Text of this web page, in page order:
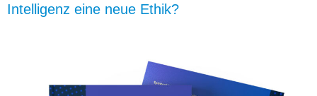
Intelligenz eine neue Ethik?